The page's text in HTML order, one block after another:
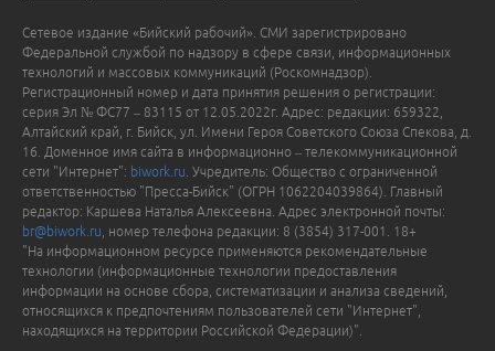
Сетевое издание «Бийский рабочий». СМИ зарегистрировано
Федеральной службой по надзору в сфере связи, информационных
технологий и массовых коммуникаций (Роскомнадзор).
Регистрационный номер и дата принятия решения о регистрации:
серия Эл № ФС77 – 83115 от 12.05.2022г. Адрес: редакции: 659322,
Алтайский край, г. Бийск, ул. Имени Героя Советского Союза Спекова, д.
16. Доменное имя сайта в информационно – телекоммуникационной
сети "Интернет": biwork.ru . Учредитель: Общество с ограниченной
ответственностью "Пресса-Бийск" (ОГРН 1062204039864). Главный
редактор: Каршева Наталья Алексеевна. Адрес электронной почты:
br@biwork.ru , номер телефона редакции: 8 (3854) 317-001. 18+
"На информационном ресурсе применяются рекомендательные
технологии (информационные технологии предоставления
информации на основе сбора, систематизации и анализа сведений,
относящихся к предпочтениям пользователей сети "Интернет",
находящихся на территории Российской Федерации)".